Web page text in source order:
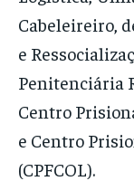
Cabeleireiro,
e
Penitenciária
Centro
e Centro
(CPFCOL).